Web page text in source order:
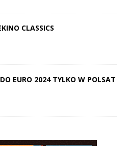
CLASSICS
EURO 2024 TYLKO W POLSAT